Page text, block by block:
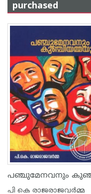
purchased
പി കെ രാജരാജവര്‍മ്മ